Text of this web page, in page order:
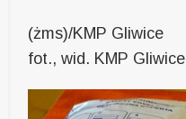
(żms)/KMP Gliwice
fot., wid. KMP Gliwice